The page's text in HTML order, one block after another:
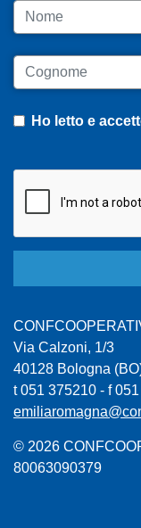
Nome
Cognome
Ho letto e
Via Calzoni, 1/3
40128 Bologna
t 051 375210 - f
© 2026
80063090379